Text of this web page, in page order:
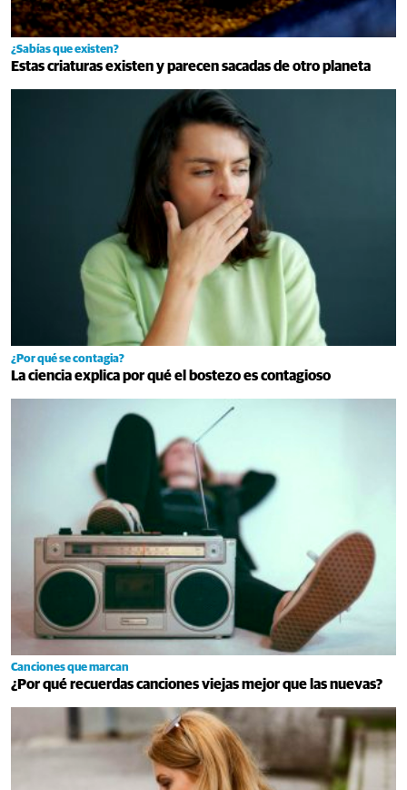
¿Sabías que existen?
Estas criaturas existen y parecen sacadas de otro planeta
¿Por qué se contagia?
La ciencia explica por qué el bostezo es contagioso
Canciones que marcan
¿Por qué recuerdas canciones viejas mejor que las nuevas?